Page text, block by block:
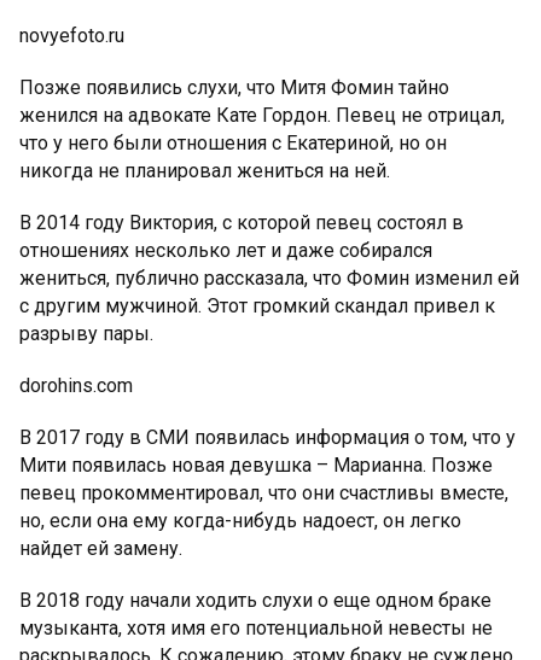
novyefoto.ru
Позже появились слухи, что Митя Фомин тайно
женился на адвокате Кате Гордон. Певец не отрицал,
что у него были отношения с Екатериной, но он
никогда не планировал жениться на ней.
В 2014 году Виктория, с которой певец состоял в
отношениях несколько лет и даже собирался
жениться, публично рассказала, что Фомин изменил ей
с другим мужчиной. Этот громкий скандал привел к
разрыву пары.
dorohins.com
В 2017 году в СМИ появилась информация о том, что у
Мити появилась новая девушка – Марианна. Позже
певец прокомментировал, что они счастливы вместе,
но, если она ему когда-нибудь надоест, он легко
найдет ей замену.
В 2018 году начали ходить слухи о еще одном браке
музыканта, хотя имя его потенциальной невесты не